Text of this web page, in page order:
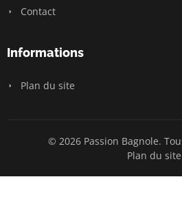
Contact
Informations
Plan du site
© 2026 Passion Bagnole.
Plan du site